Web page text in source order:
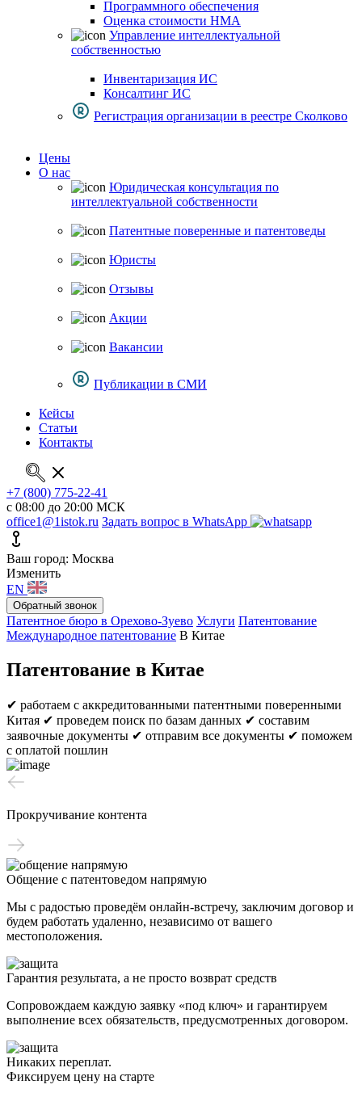
Программного обеспечения
Оценка стоимости НМА
Управление интеллектуальной
собственностью
Инвентаризация ИС
Консалтинг ИС
Регистрация организации в реестре Сколково
Цены
О нас
Юридическая консультация по
интеллектуальной собственности
Патентные поверенные и патентоведы
Юристы
Отзывы
Акции
Вакансии
Публикации в СМИ
Кейсы
Статьи
Контакты
+7 (800) 775-22-41
с 08:00 до 20:00 МСК
office1@1istok.ru Задать вопрос в WhatsApp
Ваш город: Москва
Изменить
EN
Обратный звонок
Патентное бюро в Орехово-Зуево Услуги Патентование
Международное патентование В Китае
Патентование в Китае
✔ работаем с аккредитованными патентными поверенными
Китая ✔ проведем поиск по базам данных ✔ составим
заявочные документы ✔ отправим все документы ✔ поможем
с оплатой пошлин
Прокручивание контента
Общение с патентоведом напрямую
Мы с радостью проведём онлайн-встречу, заключим договор и
будем работать удаленно, независимо от вашего
местоположения.
Гарантия результата, а не просто возврат средств
Сопровождаем каждую заявку «под ключ» и гарантируем
выполнение всех обязательств, предусмотренных договором.
Никаких переплат.
Фиксируем цену на старте